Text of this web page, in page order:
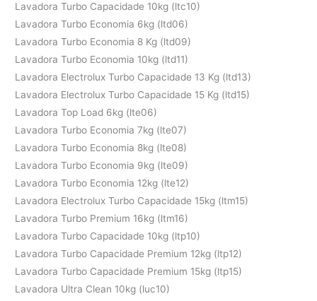
Lavadora Turbo Capacidade 10kg (ltc10)
Lavadora Turbo Economia 6kg (ltd06)
Lavadora Turbo Economia 8 Kg (ltd09)
Lavadora Turbo Economia 10kg (ltd11)
Lavadora Electrolux Turbo Capacidade 13 Kg (ltd13)
Lavadora Electrolux Turbo Capacidade 15 Kg (ltd15)
Lavadora Top Load 6kg (lte06)
Lavadora Turbo Economia 7kg (lte07)
Lavadora Turbo Economia 8kg (lte08)
Lavadora Turbo Economia 9kg (lte09)
Lavadora Turbo Economia 12kg (lte12)
Lavadora Electrolux Turbo Capacidade 15kg (ltm15)
Lavadora Turbo Premium 16kg (ltm16)
Lavadora Turbo Capacidade 10kg (ltp10)
Lavadora Turbo Capacidade Premium 12kg (ltp12)
Lavadora Turbo Capacidade Premium 15kg (ltp15)
Lavadora Ultra Clean 10kg (luc10)